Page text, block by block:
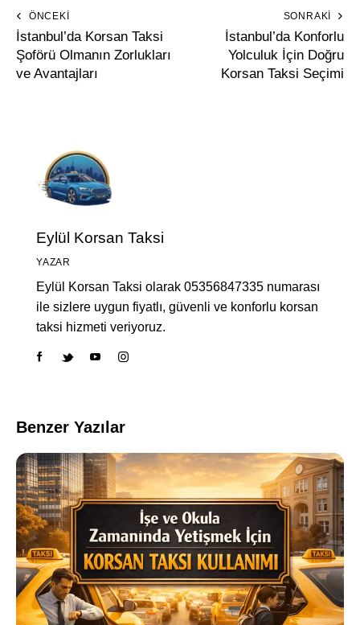
ÖNCEKI
İstanbul’da Korsan Taksi
Şoförü Olmanın Zorlukları
ve Avantajları
SONRAKI
İstanbul’da Konforlu
Yolculuk İçin Doğru
Korsan Taksi Seçimi
Eylül Korsan Taksi
YAZAR
Eylül Korsan Taksi olarak 05356847335 numarası
ile sizlere uygun fiyatlı, güvenli ve konforlu korsan
taksi hizmeti veriyoruz.
Benzer Yazılar